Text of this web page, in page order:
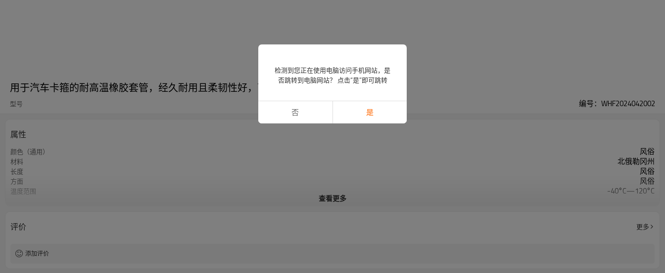
用于汽车卡箍的耐高温橡胶套管，经久耐用且柔韧性好，可牢固地固定软管和管道。
型号 编号：WHF2024042002
属性
颜色（通用） 风俗
材料 北俄勒冈州
长度 风俗
方面 风俗
温度范围 -40°C—120°C
断裂伸长
密度 1.3克/立方厘米
查看更多
评价 更多
添加评价
检测到您正在使用电脑访问手机网站，是
否跳转到电脑网站？ 点击“是”即可跳转
否 是